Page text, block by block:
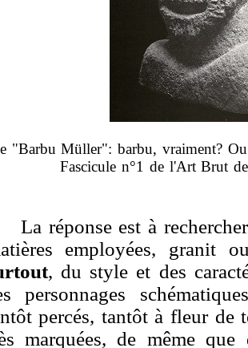
"Barbu Müller": barbu, vraiment?
Fascicule n°1 de l'Art Brut
réponse est à
employées, granit
, du style et des
personnages
percés, tantôt à fleur de
marquées, de même